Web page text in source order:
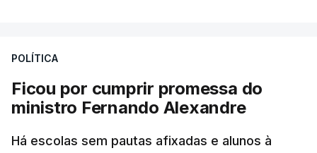
POLÍTICA
Ficou por cumprir promessa do
ministro Fernando Alexandre
Há escolas sem pautas afixadas e alunos à